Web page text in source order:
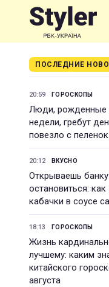
ПОСЛЕДНИЕ
20:59 ГОРОСКОПЫ
Люди, рожденные
недели, гребут
повезло с пеленок
20:12 ВКУСНО
Открываешь
остановиться:
кабачки в соусе
18:13 ГОРОСКОПЫ
Жизнь
лучшему: каким
китайского
августа